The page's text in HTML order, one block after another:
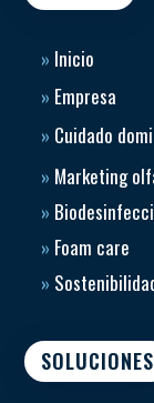
Asiento
Medidas
Anchura
Peso de
» Inicio
» Empresa
» Cuidado
» Marketing
»
» Foam care
»
SOLUCIONES